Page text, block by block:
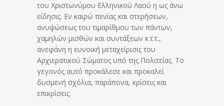
του Χριστωνύμου Ελληνικού Λαού η ως άνω
είδησις. Εν καιρώ πενίας και στερήσεων,
ανυψώσεως του τιμαρίθμου των πάντων,
χαμηλών μισθών και συντάξεων κ.τ.τ.,
ανεφάνη η ευνοική μεταχείρισις του
Αρχιερατικού Σώματος υπό της Πολιτείας. Το
γεγονός αυτό προκάλεσε και προκαλεί
δυσμενή σχόλια, παράπονα, κρίσεις και
επικρίσεις.